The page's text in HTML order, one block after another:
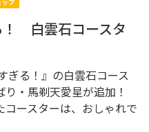
！ 白雲石コースタ
ぎる！』の白雲石コース
・馬剃天愛星が追加！
ースターは、おしゃれで